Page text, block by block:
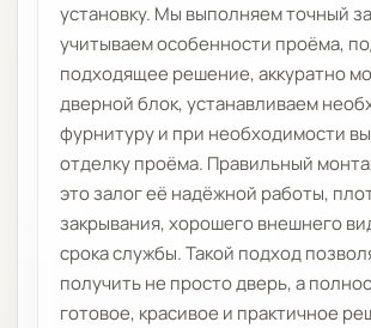
установку. Мы выполняем точный
учитываем особенности проёма,
подходящее решение, аккуратно
дверной блок, устанавливаем
фурнитуру и при необходимости
отделку проёма. Правильный
это залог её надёжной работы,
закрывания, хорошего внешнего
срока службы. Такой подход
получить не просто дверь, а
готовое, красивое и практичное